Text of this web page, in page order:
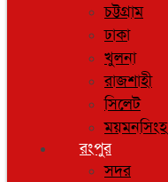
চট্টগ্রাম
ঢাকা
খুলনা
রাজশাহী
সিলেট
ময়মনসিংহ
রংপুর
সদর